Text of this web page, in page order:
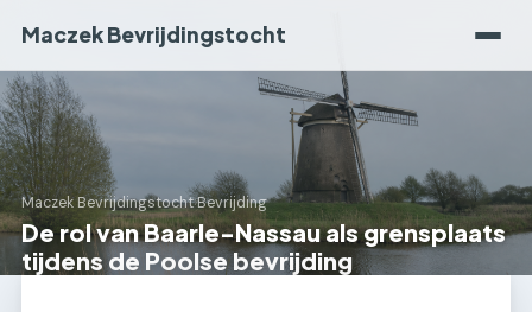
Maczek Bevrijdingstocht
Maczek Bevrijdingstocht›Bevrijding
De rol van Baarle-Nassau als grensplaats
tijdens de Poolse bevrijding